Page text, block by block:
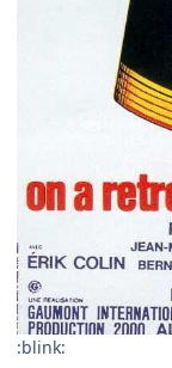
:blink: